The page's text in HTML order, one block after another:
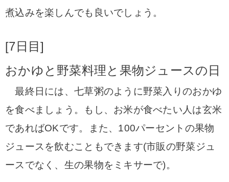
煮込みを楽しんでも良いでしょう。
[7日目]
おかゆと野菜料理と果物ジュースの日
最終日には、七草粥のように野菜入りのおかゆ
を食べましょう。
もし、お米が食べたい人は玄米
であればOKです。
また、100パーセントの果物
ジュースを飲むこともできます(市販の野菜ジュ
ースでなく、生の果物をミキサーで)。